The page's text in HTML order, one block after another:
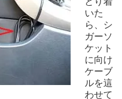
いた
ら、シ
ガーソ
ケット
に向け
ケーブ
ルを這
わせて